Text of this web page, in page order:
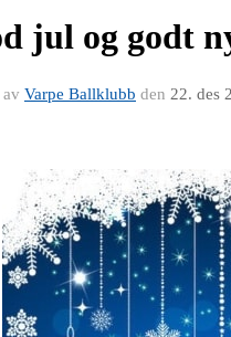
jul og godt
av Varpe Ballklubb den 22. des